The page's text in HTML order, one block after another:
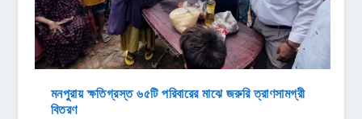
মনপুরায় ক্ষতিগ্রস্ত ৬৫টি পরিবারের মাঝে জরুরি ত্রাণসামগ্রী
বিতরণ